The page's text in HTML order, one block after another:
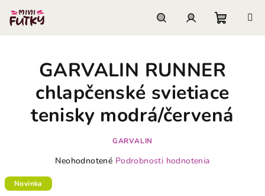
obsah
košík
GARVALIN RUNNER
chlapčenské svietiace
tenisky modrá/červená
GARVALIN
Priemerné
Neohodnotené Podrobnosti hodnotenia
Novinka